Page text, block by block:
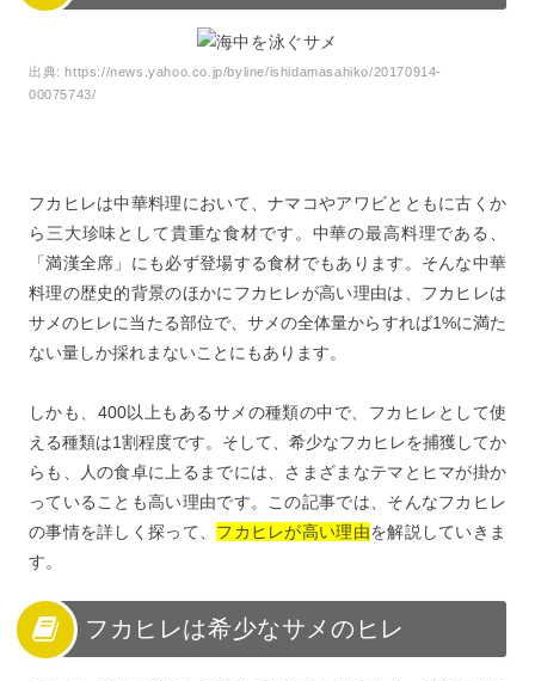
4
フカヒレの食べ方
フカヒレの栄養成分と効果
6
フカヒレは高価でも人気の高い中華料理のひとつ！
出典:https://news.yahoo.co.jp/byline/ishidamasahiko/20170914-
00075743/
フカヒレは中華料理において、ナマコやアワビとともに古くか
ら三大珍味として貴重な食材です。中華の最高料理である、
「満漢全席」にも必ず登場する食材でもあります。そんな中華
料理の歴史的背景のほかにフカヒレが高い理由は、フカヒレは
サメのヒレに当たる部位で、サメの全体量からすれば1%に満た
ない量しか採れまないことにもあります。
しかも、400以上もあるサメの種類の中で、フカヒレとして使
える種類は1割程度です。そして、希少なフカヒレを捕獲してか
らも、人の食卓に上るまでには、さまざまなテマとヒマが掛か
っていることも高い理由です。この記事では、そんなフカヒレ
の事情を詳しく探って、 フカヒレが高い理由を解説していきま
す。
フカヒレは希少なサメのヒレ